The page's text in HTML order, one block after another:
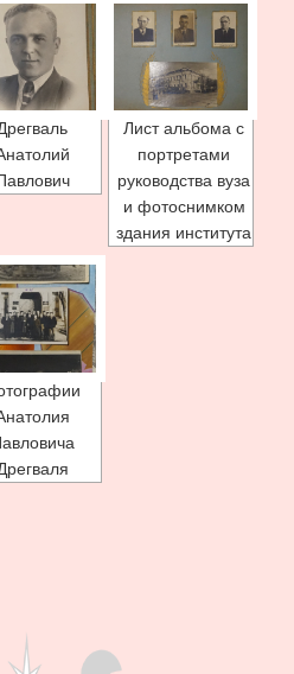
Лист альбома с
портретами
руководства вуза
и фотоснимком
здания института